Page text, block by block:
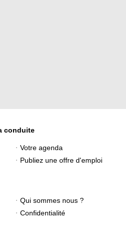
conduite
Votre agenda
Publiez une offre d'emploi
Qui sommes nous ?
Confidentialité